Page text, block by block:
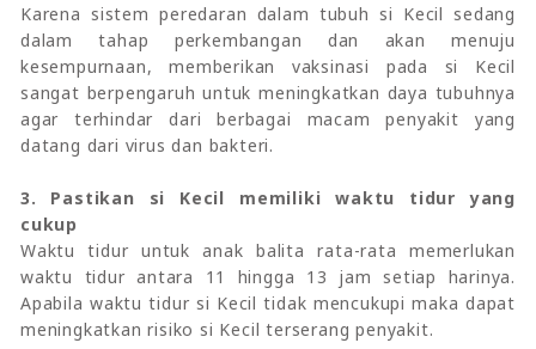
Karena sistem peredaran dalam tubuh si Kecil sedang
dalam tahap perkembangan dan akan menuju
kesempurnaan, memberikan vaksinasi pada si Kecil
sangat berpengaruh untuk meningkatkan daya tubuhnya
agar terhindar dari berbagai macam penyakit yang
datang dari virus dan bakteri.
3. Pastikan si Kecil memiliki waktu tidur yang
cukup
Waktu tidur untuk anak balita rata-rata memerlukan
waktu tidur antara 11 hingga 13 jam setiap harinya.
Apabila waktu tidur si Kecil tidak mencukupi maka dapat
meningkatkan risiko si Kecil terserang penyakit.